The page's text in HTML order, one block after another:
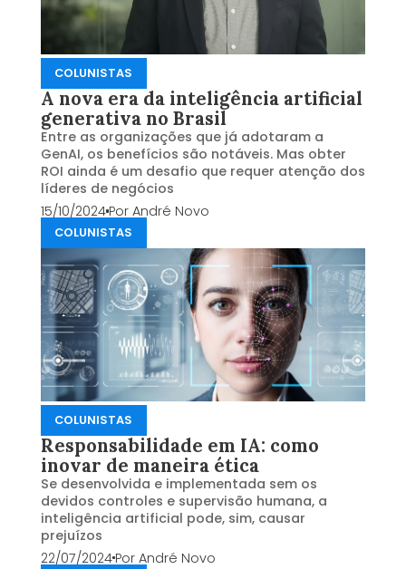
COLUNISTAS
A nova era da inteligência artificial
generativa no Brasil
Entre as organizações que já adotaram a
GenAI, os benefícios são notáveis. Mas obter
ROI ainda é um desafio que requer atenção dos
líderes de negócios
15/10/2024Por André Novo
COLUNISTAS
COLUNISTAS
Responsabilidade em IA: como
inovar de maneira ética
Se desenvolvida e implementada sem os
devidos controles e supervisão humana, a
inteligência artificial pode, sim, causar
prejuízos
22/07/2024Por André Novo